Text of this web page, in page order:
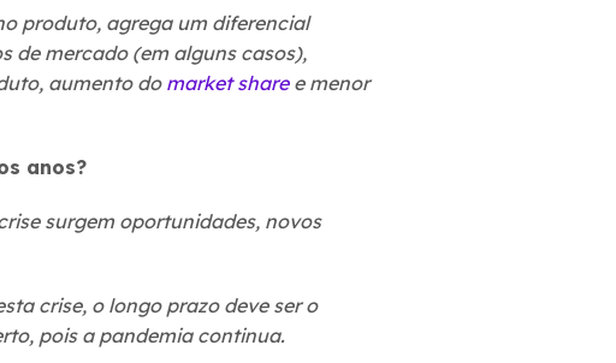
produto, agrega um diferencial
de mercado (em alguns casos),
aumento do market sharee menor
anos?
surgem oportunidades, novos
crise, o longo prazo deve ser o
pois a pandemia continua.